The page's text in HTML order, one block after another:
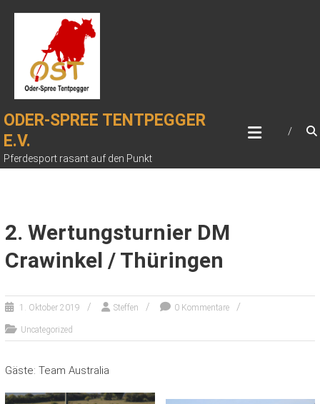
ODER-SPREE TENTPEGGER
E.V.
Pferdesport rasant auf den Punkt
2. Wertungsturnier DM
Crawinkel / Thüringen
1. Oktober 2019 Steffen 0 Kommentare
Uncategorized
Gäste: Team Australia